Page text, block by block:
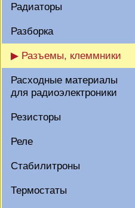
Радиаторы
Разборка
▶ Разъемы, клеммники
Расходные материалы
для радиоэлектроники
Резисторы
Реле
Стабилитроны
Термостаты